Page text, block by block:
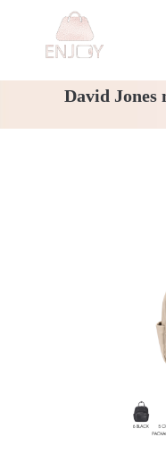
David Jones